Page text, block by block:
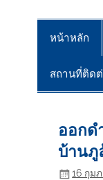
หน้าหลัก
สถานที่ติด
ออกด
บ้านภู
16 กุม